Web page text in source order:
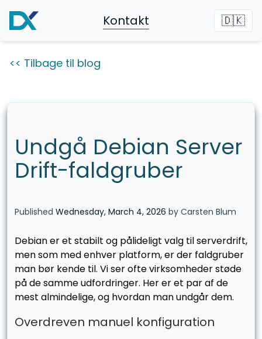
Kontakt 🇩🇰
<< Tilbage til blog
Undgå Debian Server
Drift-faldgruber
Published Wednesday, March 4, 2026 by Carsten Blum
Debian er et stabilt og pålideligt valg til serverdrift,
men som med enhver platform, er der faldgruber
man bør kende til. Vi ser ofte virksomheder støde
på de samme udfordringer. Her er et par af de
mest almindelige, og hvordan man undgår dem.
Overdreven manuel konfiguration